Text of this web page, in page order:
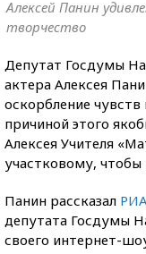
Алексей Панин
творчество
Депутат Госдумы
актера Алексея
оскорбление
причиной этого
Алексея Учителя
участковому, чтобы
Панин рассказал
депутата Госдумы
своего интернет-